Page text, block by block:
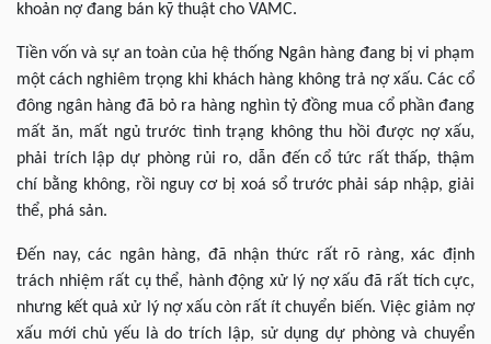
khoản nợ đang bán kỹ thuật cho VAMC.
Tiền vốn và sự an toàn của hệ thống Ngân hàng đang bị vi phạm
một cách nghiêm trọng khi khách hàng không trả nợ xấu. Các cổ
đông ngân hàng đã bỏ ra hàng nghìn tỷ đồng mua cổ phần đang
mất ăn, mất ngủ trước tình trạng không thu hồi được nợ xấu,
phải trích lập dự phòng rủi ro, dẫn đến cổ tức rất thấp, thậm
chí bằng không, rồi nguy cơ bị xoá sổ trước phải sáp nhập, giải
thể, phá sản.
Đến nay, các ngân hàng, đã nhận thức rất rõ ràng, xác định
trách nhiệm rất cụ thể, hành động xử lý nợ xấu đã rất tích cực,
nhưng kết quả xử lý nợ xấu còn rất ít chuyển biến. Việc giảm nợ
xấu mới chủ yếu là do trích lập, sử dụng dự phòng và chuyển